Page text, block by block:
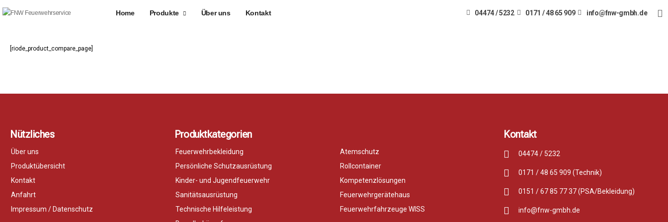
Home Produkte Über uns Kontakt 04474 / 5232 0171 / 48 65 909 info@fnw-gmbh.de
[riode_product_compare_page]
Nützliches
Über uns
Produktübersicht
Kontakt
Anfahrt
Impressum / Datenschutz
Produktkategorien
Feuerwehrbekleidung
Persönliche Schutzausrüstung
Kinder- und Jugendfeuerwehr
Sanitätsausrüstung
Technische Hilfeleistung
Atemschutz
Rollcontainer
Kompetenzlösungen
Feuerwehrgerätehaus
Feuerwehrfahrzeuge WISS
Kontakt
04474 / 5232
0171 / 48 65 909 (Technik)
0151 / 67 85 77 37 (PSA/Bekleidung)
info@fnw-gmbh.de